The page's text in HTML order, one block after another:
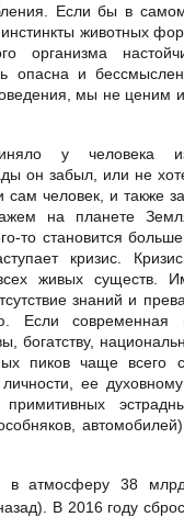
Если бы в
животных
организма
опасна и
мы не ценим
у человека
он забыл, или не
человек, и также
на планете
то становится
кризис.
живых существ.
знаний и
Если современная
богатству,
пиков чаще всего
ее
в атмосферу 38
В 2016 году